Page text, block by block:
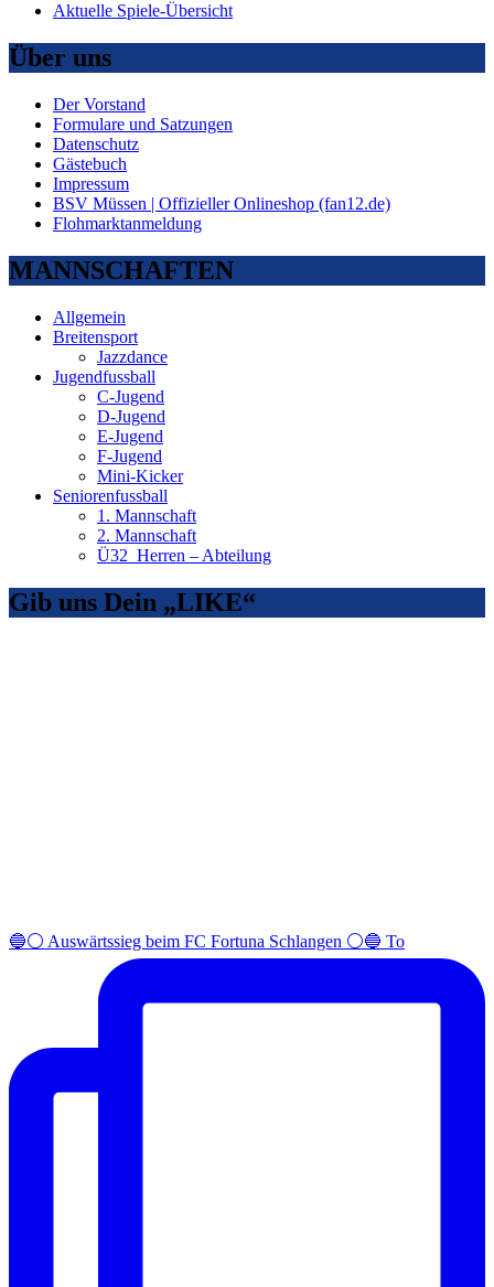
Aktuelle Spiele-Übersicht
Über uns
Der Vorstand
Formulare und Satzungen
Datenschutz
Gästebuch
Impressum
BSV Müssen | Offizieller Onlineshop (fan12.de)
Flohmarktanmeldung
MANNSCHAFTEN
Allgemein
Breitensport
Jazzdance
Jugendfussball
C-Jugend
D-Jugend
E-Jugend
F-Jugend
Mini-Kicker
Seniorenfussball
1. Mannschaft
2. Mannschaft
Ü32_Herren – Abteilung
Gib uns Dein „LIKE“
🔵⚪️ Auswärtssieg beim FC Fortuna Schlangen ⚪️🔵 To